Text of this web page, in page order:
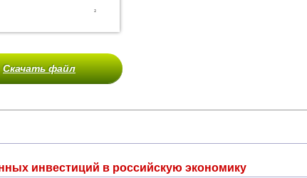
Скачать файл
инвестиций в российскую экономику